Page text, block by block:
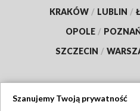
KRAKÓW / LUBLIN /
OPOLE /
SZCZECIN /
Szanujemy Twoją prywatność